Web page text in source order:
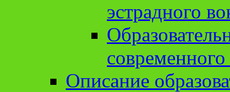
эстрадного
Описание